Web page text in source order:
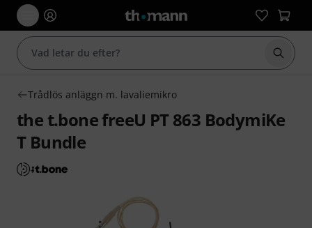
Börja
Trådlös anläggn m. lavaliemikro
the t.bone freeU PT 863 BodymiKe
T Bundle